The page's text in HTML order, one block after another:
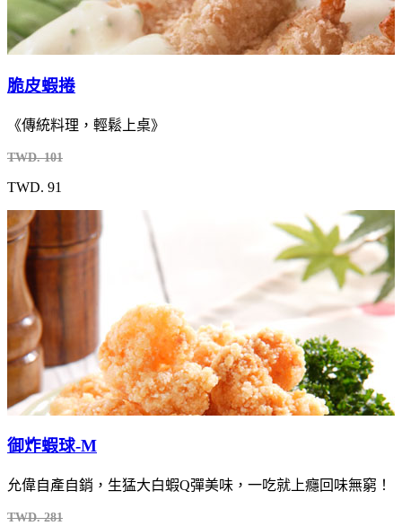
脆皮蝦捲
《傳統料理，輕鬆上桌》
TWD. 101
TWD. 91
御炸蝦球-M
允偉自產自銷，生猛大白蝦Q彈美味，一吃就上癮回味無窮！
TWD. 281